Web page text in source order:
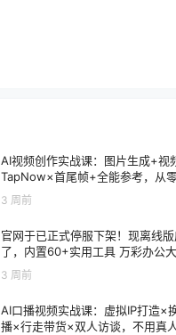
AI视频创作实战课：图片生成+视
TapNow×首尾帧+全能参考，从
3 周前
官网于已正式停服下架！现离线
了，内置60+实用工具 万彩办公
x
3 周前
AI口播视频实战课：虚拟IP打造×
播×行走带货×双人访谈，不用真